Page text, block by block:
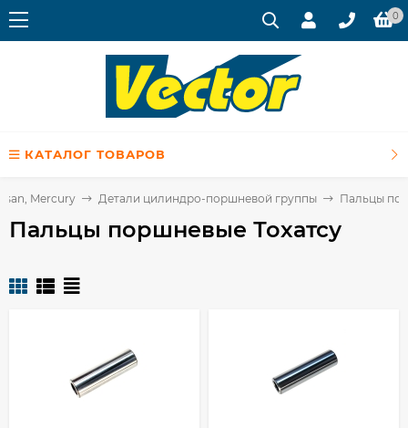
0
КАТАЛОГ ТОВАРОВ
Mercury Детали цилиндро-поршневой группы Пальцы
Пальцы поршневые Тохатсу